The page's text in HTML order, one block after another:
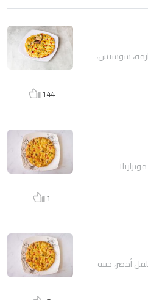
سوسيس،
144
1
أخضر، جبنة